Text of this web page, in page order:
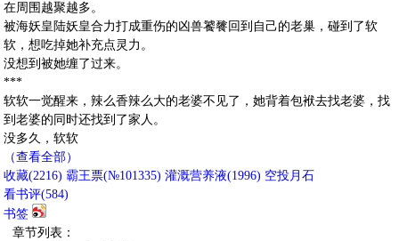
在周围越聚越多。
被海妖皇陆妖皇合力打成重伤的凶兽饕餮回到自己的老巢，碰到了软
软，想吃掉她补充点灵力。
没想到被她缠了过来。
***
软软一觉醒来，辣么香辣么大的老婆不见了，她背着包袱去找老婆，找
到老婆的同时还找到了家人。
没多久，软软
（查看全部）
收藏(2216) 霸王票(№101335) 灌溉营养液(1996) 空投月石
看书评(584)
书签
章节列表：